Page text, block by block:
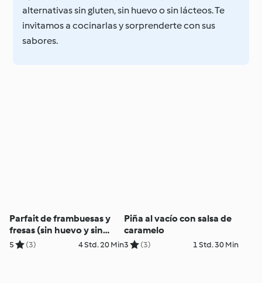
alternativas sin gluten, sin huevo o sin lácteos. Te
invitamos a cocinarlas y sorprenderte con sus
sabores.
Parfait de frambuesas y
fresas (sin huevo y sin
lácteos)
5 (3) 4 Std. 20 Min
Piña al vacío con salsa de
caramelo
3 (3) 1 Std. 30 Min